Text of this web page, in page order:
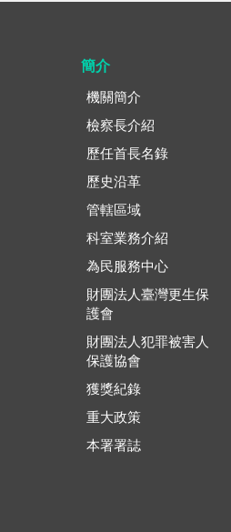
簡介
機關簡介
檢察長介紹
歷任首長名錄
歷史沿革
管轄區域
科室業務介紹
為民服務中心
財團法人臺灣更生保
護會
財團法人犯罪被害人
保護協會
獲獎紀錄
重大政策
本署署誌